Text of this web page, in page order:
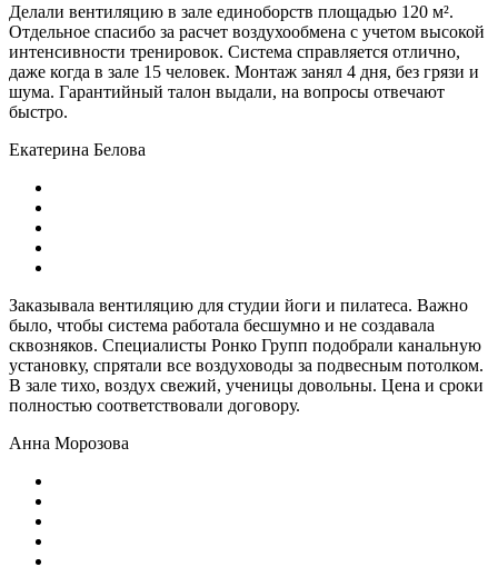
Делали вентиляцию в зале единоборств площадью 120 м².
Отдельное спасибо за расчет воздухообмена с учетом высокой
интенсивности тренировок. Система справляется отлично,
даже когда в зале 15 человек. Монтаж занял 4 дня, без грязи и
шума. Гарантийный талон выдали, на вопросы отвечают
быстро.
Екатерина Белова
Заказывала вентиляцию для студии йоги и пилатеса. Важно
было, чтобы система работала бесшумно и не создавала
сквозняков. Специалисты Ронко Групп подобрали канальную
установку, спрятали все воздуховоды за подвесным потолком.
В зале тихо, воздух свежий, ученицы довольны. Цена и сроки
полностью соответствовали договору.
Анна Морозова